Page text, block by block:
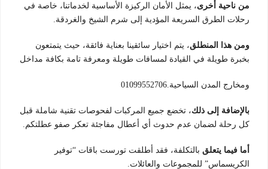
من ناحية أخرى، يمثل الأمان الركيزة الأساسية لخدماتنا، خاصة في
رحلات الطرق السريعة المؤدية إلى شرم الشيخ والغردقة.
ومن هذا المنطلق، يتم اختيار سائقينا بعناية فائقة، حيث يتمتعون
بخبرة طويلة في القيادة لمسافات طويلة ومعرفة تامة بكافة مداخل
ومخارج المدن السياحية.01099552706
بالإضافة إلى ذلك، تخضع جميع المركبات لفحوصات تقنية شاملة قبل
كل رحلة لضمان عدم حدوث أي أعطال مفاجئة تعكر صفو عطلتكم.
أما فيما يتعلق بالتكلفة، فقد أطلقت تورست باقات “توفير
الكريسماس” للمجموعات والعائلات.